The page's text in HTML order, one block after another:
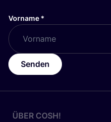
Vorname *
Senden
ÜBER COSH!